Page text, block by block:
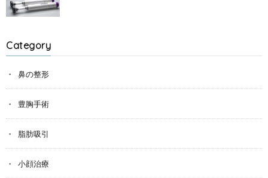
Category
鼻の整形
豊胸手術
脂肪吸引
小顔治療